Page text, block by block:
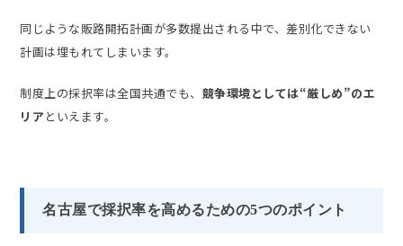
同じような販路開拓計画が多数提出される中で、差別化できない
計画は埋もれてしまいます。
制度上の採択率は全国共通でも、 競争環境としては“厳しめ”のエ
リアといえます。
名古屋で採択率を高めるための5つのポイント